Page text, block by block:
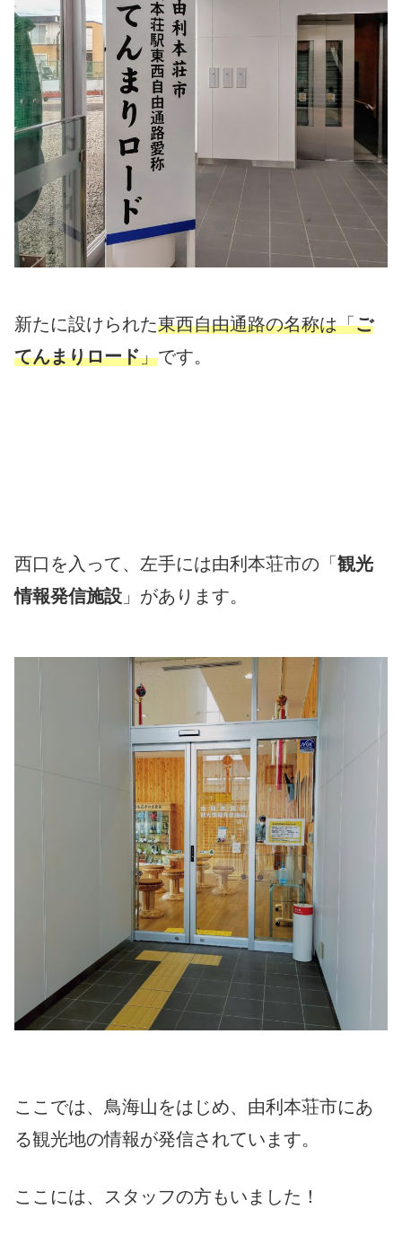
新たに設けられた東西自由通路の名称は「ご
てんまりロード」です。
西口を入って、左手には由利本荘市の「 観光
情報発信施設 」があります。
ここでは、鳥海山をはじめ、由利本荘市にあ
る観光地の情報が発信されています。
ここには、スタッフの方もいました！